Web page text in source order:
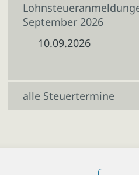
September 2026
10.09.2026
alle Steuertermine